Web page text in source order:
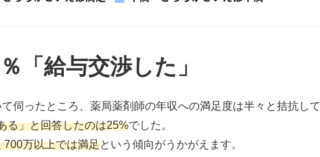
「給与交渉した」
伺ったところ、薬局薬剤師の年収への満足度は半々と拮抗して
る」と回答したのは25%でした。
700万以上では満足という傾向がうかがえます。